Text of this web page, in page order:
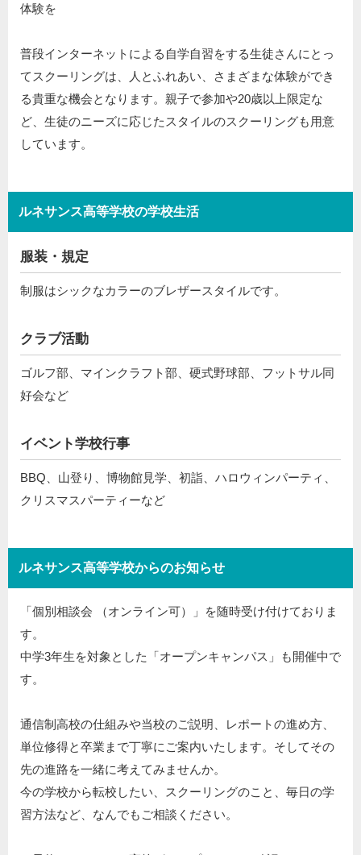
体験を
普段インターネットによる自学自習をする生徒さんにとっ
てスクーリングは、人とふれあい、さまざまな体験ができ
る貴重な機会となります。親子で参加や20歳以上限定な
ど、生徒のニーズに応じたスタイルのスクーリングも用意
しています。
ルネサンス高等学校の学校生活
服装・規定
制服はシックなカラーのブレザースタイルです。
クラブ活動
ゴルフ部、マインクラフト部、硬式野球部、フットサル同
好会など
イベント学校行事
BBQ、山登り、博物館見学、初詣、ハロウィンパーティ、
クリスマスパーティーなど
ルネサンス高等学校からのお知らせ
「個別相談会 （オンライン可）」を随時受け付けておりま
す。
中学3年生を対象とした「オープンキャンパス」も開催中で
す。
通信制高校の仕組みや当校のご説明、レポートの進め方、
単位修得と卒業まで丁寧にご案内いたします。そしてその
先の進路を一緒に考えてみませんか。
今の学校から転校したい、スクーリングのこと、毎日の学
習方法など、なんでもご相談ください。